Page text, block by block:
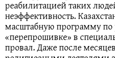
реабилитацией таких
неэффективность.
масштабную программу по
«перепрошивке» в
провал. Даже после